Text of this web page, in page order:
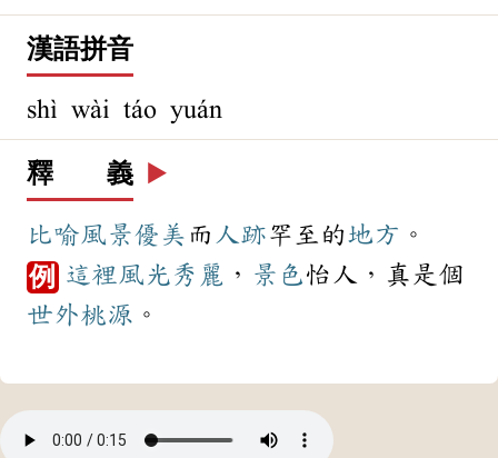
漢語拼音
shì wài táo yuán
釋 義 ▶️
比喻風景優美 而 人跡罕至的地方 。
例 這裡風光秀麗 ， 景色怡人，真是個
世外桃源 。